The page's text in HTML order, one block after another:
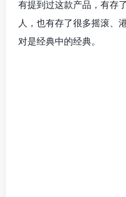
有提到过这款产品，有存
人，也有存了很多摇滚、
对是经典中的经典。